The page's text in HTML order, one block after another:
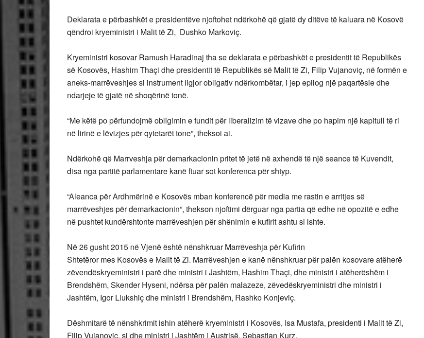
Deklarata e përbashkët e presidentëve njoftohet ndërkohë që gjatë dy ditëve të kaluara në Kosovë
qëndroi kryeministri i Malit të Zi, Dushko Markoviç.
Kryeministri kosovar Ramush Haradinaj tha se deklarata e përbashkët e presidentit të Republikës
së Kosovës, Hashim Thaçi dhe presidentit të Republikës së Malit të Zi, Filip Vujanoviç, në formën e
aneks-marrëveshjes si instrument ligjor obligativ ndërkombëtar, i jep epilog një paqartësie dhe
ndarjeje të gjatë në shoqërinë tonë.
“Me këtë po përfundojmë obligimin e fundit për liberalizim të vizave dhe po hapim një kapitull të ri
në lirinë e lëvizjes për qytetarët tone”, theksoi ai.
Ndërkohë që Marrveshja për demarkacionin pritet të jetë në axhendë të një seance të Kuvendit,
disa nga partitë parlamentare kanë ftuar sot konferenca për shtyp.
“Aleanca për Ardhmërinë e Kosovës mban konferencë për media me rastin e arritjes së
marrëveshjes për demarkacionin”, thekson njoftimi dërguar nga partia që edhe në opozitë e edhe
në pushtet kundërshtonte marrëveshjen për shënimin e kufirit ashtu si ishte.
Në 26 gusht 2015 në Vjenë është nënshkruar Marrëveshja për Kufirin
Shtetëror mes Kosovës e Malittë Zi. Marrëveshjen e kanë nënshkruar për palën kosovare atëherë
zëvendëskryeministri i parë dhe ministri i Jashtëm, Hashim Thaçi, dhe ministri i atëherëshëm i
Brendshëm, Skender Hyseni, ndërsa për palën malazeze, zëvedëskryeministri dhe ministri i
Jashtëm, Igor Llukshiç dhe ministri i Brendshëm, Rashko Konjeviç.
Dëshmitarë të nënshkrimit ishin atëherë kryeministri i Kosovës, Isa Mustafa, presidenti i Malit të Zi,
Filip Vujanoviç, si dhe ministri i Jashtëm i Austrisë, Sebastian Kurz.